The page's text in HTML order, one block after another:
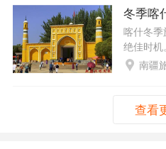
冬季喀
喀什冬
绝佳时
南疆
查看